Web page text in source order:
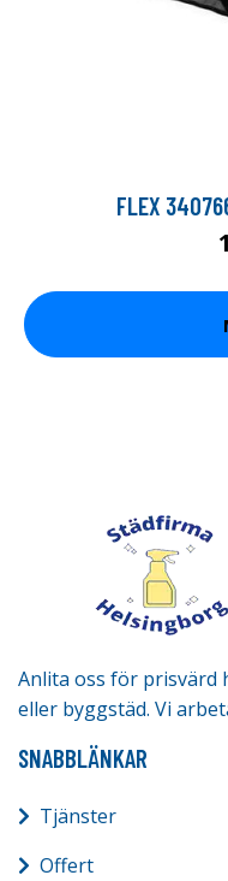
FLEX
Anlita oss för
eller byggstäd. Vi
SNABBLÄNKAR
Tjänster
Offert